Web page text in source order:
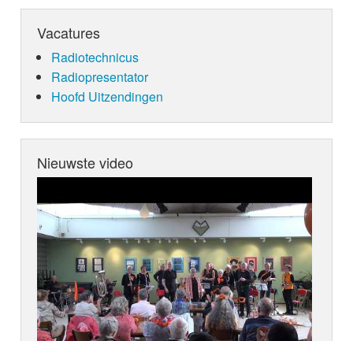
Vacatures
Radiotechnicus
Radiopresentator
Hoofd Uitzendingen
Nieuwste video